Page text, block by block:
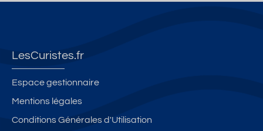
LesCuristes.fr
Espace gestionnaire
Mentions légales
Conditions Générales d'Utilisation